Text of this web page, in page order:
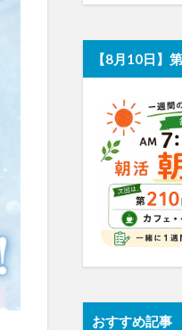
【8月10日】
おすすめ記事